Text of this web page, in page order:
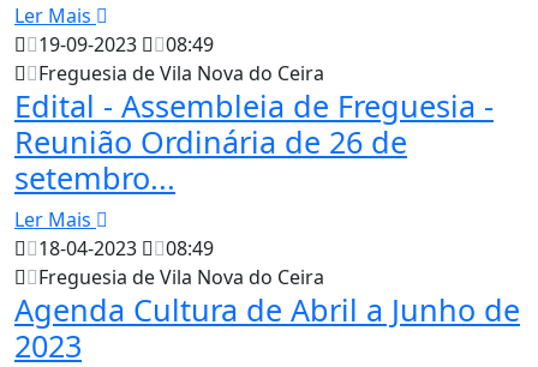
Ler Mais
19-09-2023
08:49
Freguesia de Vila Nova do Ceira
Edital - Assembleia de Freguesia -
Reunião Ordinária de 26 de
setembro...
Ler Mais
18-04-2023
08:49
Freguesia de Vila Nova do Ceira
Agenda Cultura de Abril a Junho de
2023